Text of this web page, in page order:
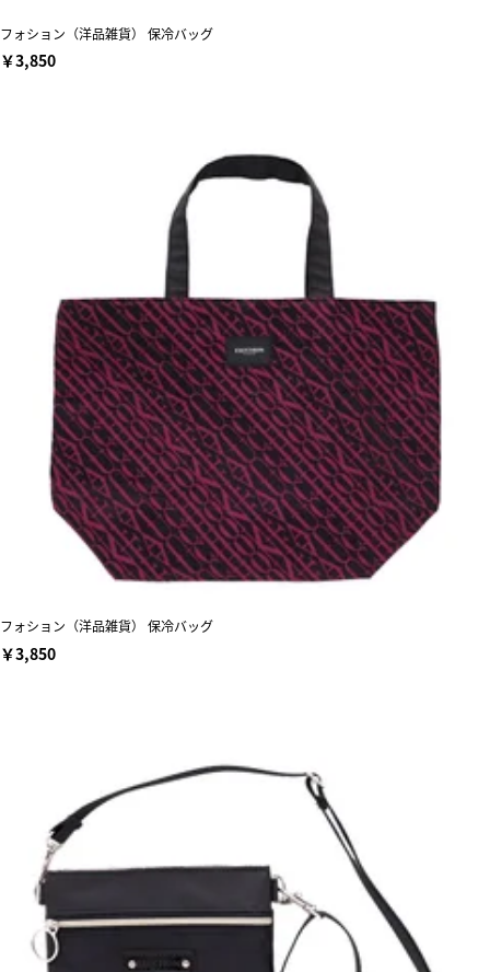
フォション（洋品雑貨） 保冷バッグ
￥3,850
フォション（洋品雑貨） 保冷バッグ
￥3,850